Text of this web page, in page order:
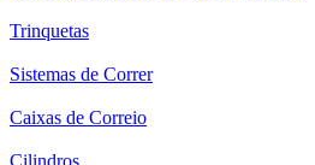
Trinquetas
Sistemas de Correr
Caixas de Correio
Cilindros